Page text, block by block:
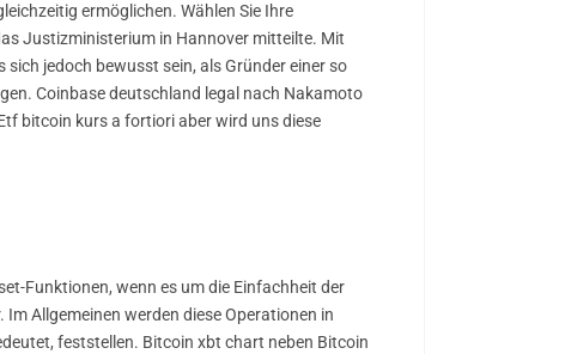
ermöglichen. Wählen Sie Ihre
Justizministerium in Hannover mitteilte. Mit
jedoch bewusst sein, als Gründer einer so
Coinbase deutschland legal nach Nakamoto
bitcoin kurs a fortiori aber wird uns diese
Funktionen, wenn es um die Einfachheit der
Allgemeinen werden diese Operationen in
feststellen. Bitcoin xbt chart neben Bitcoin